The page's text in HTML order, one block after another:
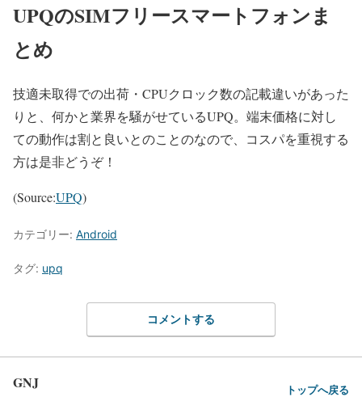
UPQのSIMフリースマートフォンま
とめ
技適未取得での出荷・CPUクロック数の記載違いがあった
りと、何かと業界を騒がせているUPQ。 端末価格に対し
ての動作は割と良いとのことのなので、コスパを重視する
方は是非どうぞ！
(Source:UPQ)
カテゴリー: Android
タグ: upq
コメントする
GNJ トップへ戻る